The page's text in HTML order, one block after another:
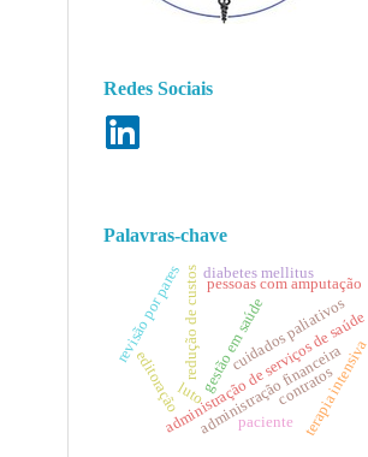
Redes Sociais
Palavras-chave
administração de serviços de saúde
gestão em saúde
redução de custos
administração financeira
pessoas com amputação
luto
cuidados paliativos
terapia intensiva
revisão por pares
editoração contratos
diabetes mellitus
paciente